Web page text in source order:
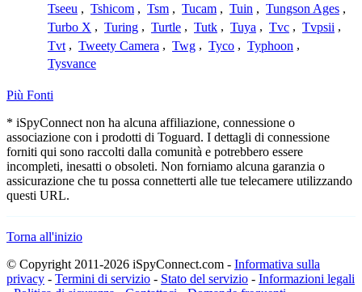
Tseeu , Tshicom , Tsm , Tucam , Tuin , Tungson Ages ,
Turbo X , Turing , Turtle , Tutk , Tuya , Tvc , Tvpsii ,
Tvt , Tweety Camera , Twg , Tyco , Typhoon ,
Tysvance
Più Fonti
* iSpyConnect non ha alcuna affiliazione, connessione o
associazione con i prodotti di Toguard. I dettagli di connessione
forniti qui sono raccolti dalla comunità e potrebbero essere
incompleti, inesatti o obsoleti. Non forniamo alcuna garanzia o
assicurazione che tu possa connetterti alle tue telecamere utilizzando
questi URL.
Torna all'inizio
© Copyright 2011-2026 iSpyConnect.com - Informativa sulla
privacy - Termini di servizio - Stato del servizio - Informazioni legali